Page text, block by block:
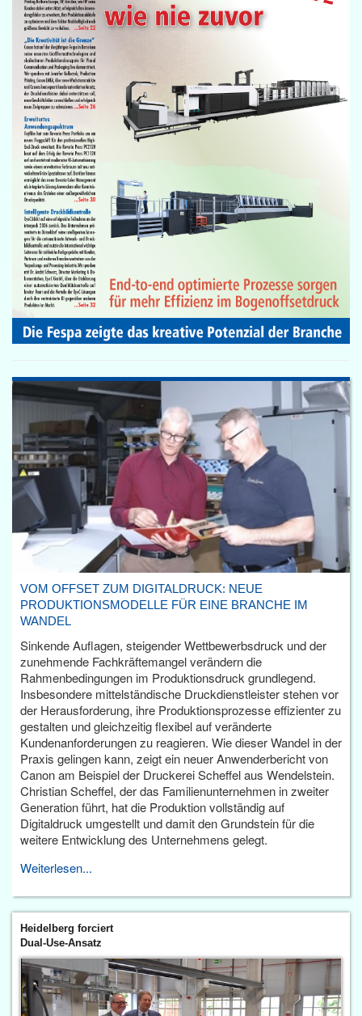
VOM OFFSET ZUM DIGITALDRUCK: NEUE
PRODUKTIONSMODELLE FÜR EINE BRANCHE IM
WANDEL
Sinkende Auflagen, steigender Wettbewerbsdruck und der
zunehmende Fachkräftemangel verändern die
Rahmenbedingungen im Produktionsdruck grundlegend.
Insbesondere mittelständische Druckdienstleister stehen vor
der Herausforderung, ihre Produktionsprozesse effizienter zu
gestalten und gleichzeitig flexibel auf veränderte
Kundenanforderungen zu reagieren. Wie dieser Wandel in der
Praxis gelingen kann, zeigt ein neuer Anwenderbericht von
Canon am Beispiel der Druckerei Scheffel aus Wendelstein.
Christian Scheffel, der das Familienunternehmen in zweiter
Generation führt, hat die Produktion vollständig auf
Digitaldruck umgestellt und damit den Grundstein für die
weitere Entwicklung des Unternehmens gelegt.
Weiterlesen...
Heidelberg forciert
Dual-Use-Ansatz